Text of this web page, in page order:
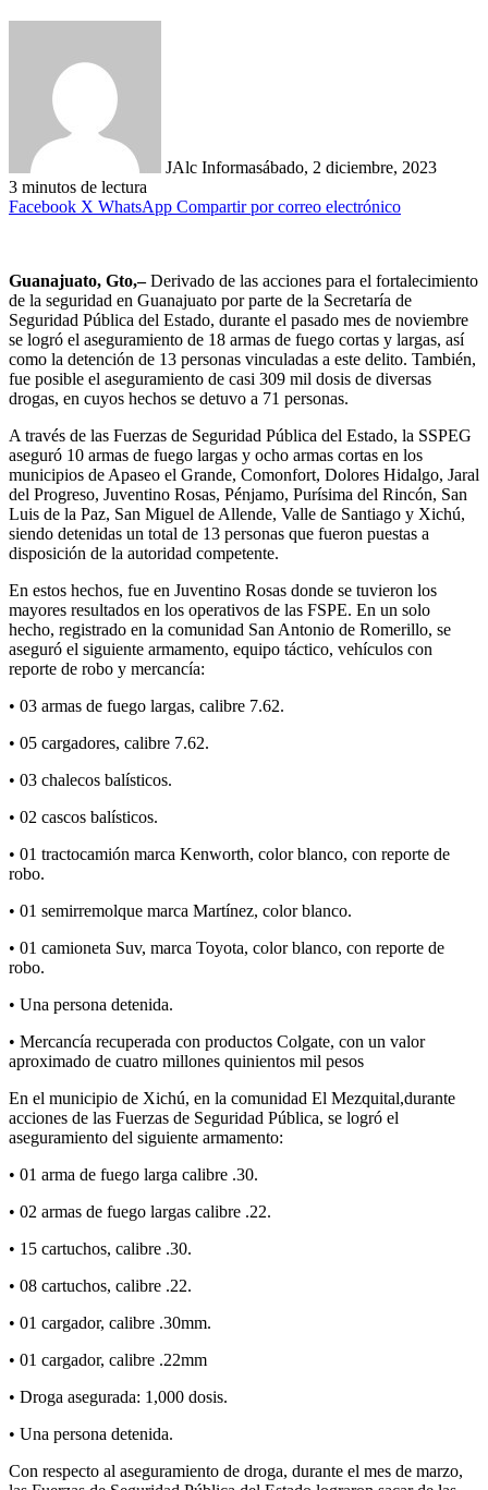
JAlc Informasábado, 2 diciembre, 2023
3 minutos de lectura
Facebook X WhatsApp Compartir por correo electrónico
Guanajuato, Gto,–Derivado de las acciones para el fortalecimiento
de la seguridad en Guanajuato por parte de la Secretaría de
Seguridad Pública del Estado, durante el pasado mes de noviembre
se logró el aseguramiento de 18 armas de fuego cortas y largas, así
como la detención de 13 personas vinculadas a este delito. También,
fue posible el aseguramiento de casi 309 mil dosis de diversas
drogas, en cuyos hechos se detuvo a 71 personas.
A través de las Fuerzas de Seguridad Pública del Estado, la SSPEG
aseguró 10 armas de fuego largas y ocho armas cortas en los
municipios de Apaseo el Grande, Comonfort, Dolores Hidalgo, Jaral
del Progreso, Juventino Rosas, Pénjamo, Purísima del Rincón, San
Luis de la Paz, San Miguel de Allende, Valle de Santiago y Xichú,
siendo detenidas un total de 13 personas que fueron puestas a
disposición de la autoridad competente.
En estos hechos, fue en Juventino Rosas donde se tuvieron los
mayores resultados en los operativos de las FSPE. En un solo
hecho, registrado en la comunidad San Antonio de Romerillo, se
aseguró el siguiente armamento, equipo táctico, vehículos con
reporte de robo y mercancía:
• 03 armas de fuego largas, calibre 7.62.
• 05 cargadores, calibre 7.62.
• 03 chalecos balísticos.
• 02 cascos balísticos.
• 01 tractocamión marca Kenworth, color blanco, con reporte de
robo.
• 01 semirremolque marca Martínez, color blanco.
• 01 camioneta Suv, marca Toyota, color blanco, con reporte de
robo.
• Una persona detenida.
• Mercancía recuperada con productos Colgate, con un valor
aproximado de cuatro millones quinientos mil pesos
En el municipio de Xichú, en la comunidad El Mezquital,durante
acciones de las Fuerzas de Seguridad Pública, se logró el
aseguramiento del siguiente armamento:
• 01 arma de fuego larga calibre .30.
• 02 armas de fuego largas calibre .22.
• 15 cartuchos, calibre .30.
• 08 cartuchos, calibre .22.
• 01 cargador, calibre .30mm.
• 01 cargador, calibre .22mm
• Droga asegurada: 1,000 dosis.
• Una persona detenida.
Con respecto al aseguramiento de droga, durante el mes de marzo,